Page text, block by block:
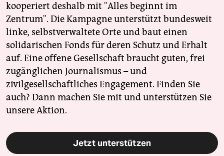
kooperiert deshalb mit "Alles beginnt im
Zentrum". Die Kampagne unterstützt bundesweit
linke, selbstverwaltete Orte und baut einen
solidarischen Fonds für deren Schutz und Erhalt
auf. Eine offene Gesellschaft braucht guten, frei
zugänglichen Journalismus – und
zivilgesellschaftliches Engagement. Finden Sie
auch? Dann machen Sie mit und unterstützen Sie
unsere Aktion.
Jetzt unterstützen